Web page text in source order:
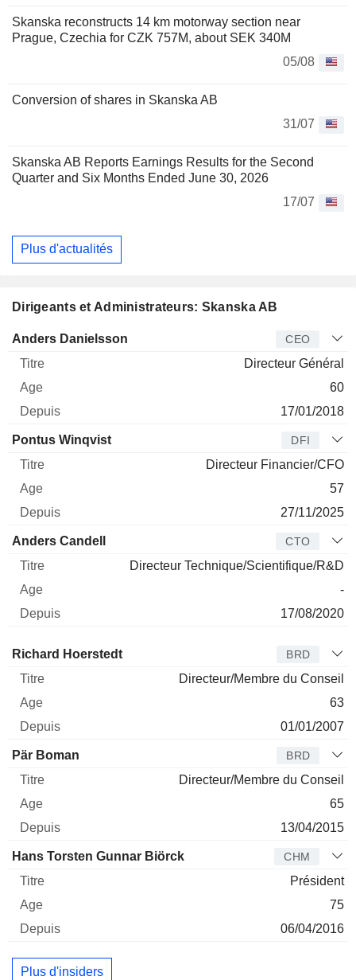
Skanska reconstructs 14 km motorway section near
Prague, Czechia for CZK 757M, about SEK 340M
05/08
Conversion of shares in Skanska AB
31/07
Skanska AB Reports Earnings Results for the Second
Quarter and Six Months Ended June 30, 2026
17/07
Plus d'actualités
Dirigeants et Administrateurs: Skanska AB
Dirigeant Titre Age
Anders Danielsson CEO
Directeur Général
60
17/01/2018
Pontus Winqvist DFI
Directeur Financier/CFO
57
27/11/2025
Anders Candell CTO
Directeur Technique/Scientifique/R&D
-
17/08/2020
Administrateur Titre
Richard Hoerstedt BRD
Directeur/Membre du Conseil
63
01/01/2007
Pär Boman BRD
Directeur/Membre du Conseil
65
13/04/2015
Hans Torsten Gunnar Biörck CHM
Président
75
06/04/2016
Plus d'insiders